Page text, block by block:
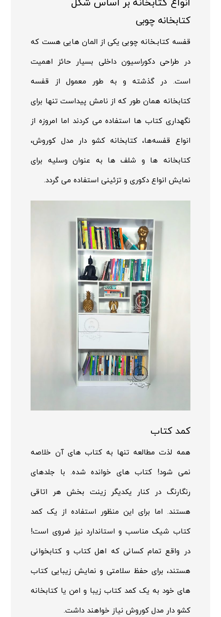
انواع کتابخانه بر اساس شکل
کتابخانه چوبی
قفسه کتابـخانه چوبی یکی از المان هایی هست که
در طراحی دکوراسیون داخلی بسیار حائز اهمیت
است. در گذشته و به طور معمول از قفسه
کتابخانه همان طور که از نامش پیداست تنها برای
نگهداری کتاب ها استفاده می کردند اما امروزه از
انواع قفسه‌ها، کتابخانه کشو دار مدل کوروش،
کتابخانه ها و شلف ها به عنوان وسلیه برای
نمایش انواع دکوری و تزئینی استفاده می گردد.
کمد کتاب
همه لذت مطالعه تنها به کتاب های آن خلاصه
نمی شود! کتاب های خوانده شده. با جلدهای
رنگارنگ در کنار یکدیگر زینت بخش هر اتاقی
هستند. اما برای این منظور استفاده از یک کمد
کتاب شیک مناسب و استاندارد نیز ضروی است!
در واقع تمام کسانی که اهل کتاب و کتابخوانی
هستند، برای حفظ سلامتی و نمایش زیبایی کتاب
های خود به یک کمد کتاب زیبا و امن یا کتابخانه
کشو دار مدل کوروش نیاز خواهند داشت.